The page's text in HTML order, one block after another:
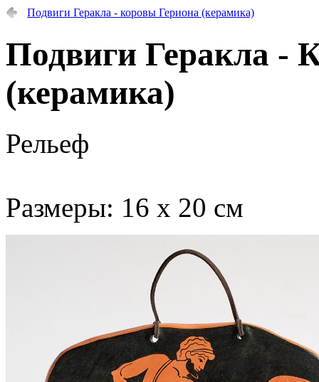
Подвиги Геракла - коровы Гериона (керамика)
Подвиги Геракла -
(керамика)
Рельеф
Размеры: 16 х 20 см